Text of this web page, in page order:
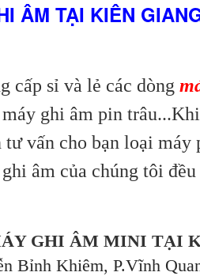
ÂM TẠI KIÊN
cấp sỉ và lẻ các dòng
ghi âm pin
tư vấn cho bạn loại máy
âm của chúng tôi
GHI ÂM MINI TẠI
Bỉnh Khiêm, P.Vĩnh